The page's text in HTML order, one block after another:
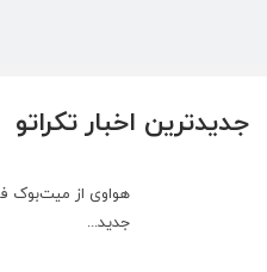
جدیدترین اخبار تکراتو
جدید...